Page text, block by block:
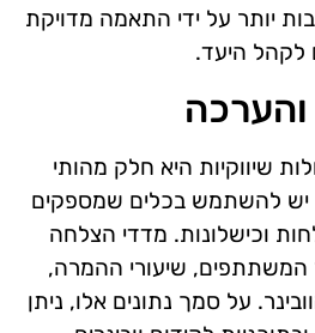
יותר על ידי התאמה מדויקת
לקהל היעד.
שיווקיות היא חלק מהותי
יש להשתמש בכלים שמספקים
וכישלונות. מדדי הצלחה
המשתתפים, שיעורי ההמרה,
על סמך נתונים אלו, ניתן